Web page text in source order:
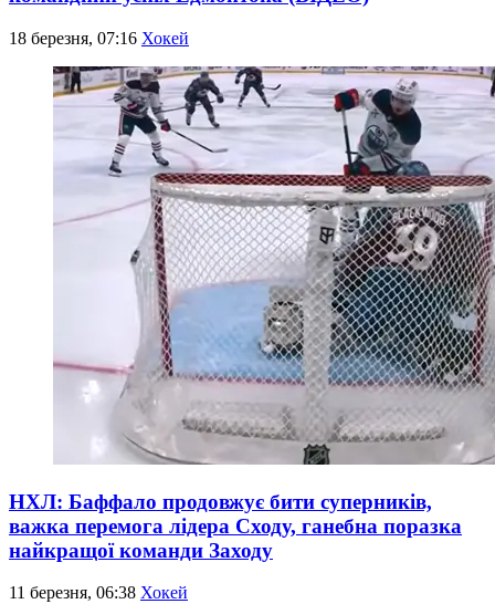
18 березня, 07:16 Хокей
НХЛ: Баффало продовжує бити суперників,
важка перемога лідера Сходу, ганебна поразка
найкращої команди Заходу
11 березня, 06:38 Хокей